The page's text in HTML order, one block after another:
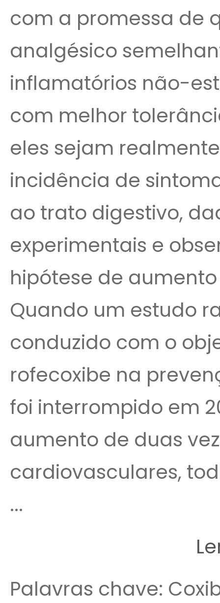
com a promessa de
analgésico
inflamatórios não-
com melhor
eles sejam
incidência de
ao trato digestivo,
experimentais e
hipótese de
Quando um estudo
conduzido com o
rofecoxibe na
foi interrompido em
aumento de duas
cardiovasculares,
...
Palavras chave: